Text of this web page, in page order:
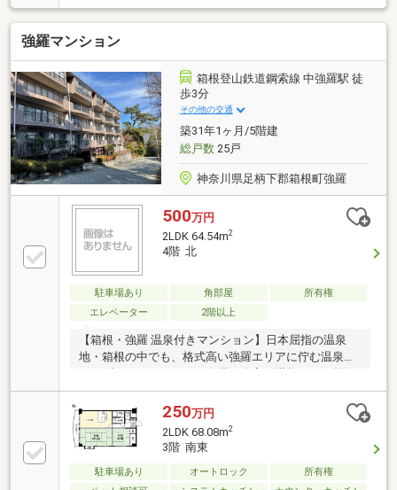
きのお部屋■LDK広々15.9帖ゆとりの2LDK■敷地内駐車
場無料■ラグジュアリーな室内空間■ダイニングテーブ
ル、リビング家具一式付き■LDKと6帖の洋室を繋ぐ小
窓付き■箱根登山ケーブルカー『上強羅』駅徒歩3分※
永住は不可です。（管理組合決定事項）
強羅マンション
箱根登山鉄道鋼索線 中強羅駅 徒
歩3分
その他の交通
築31年1ヶ月/5階建
総戸数25戸
神奈川県足柄下郡箱根町強羅
500万円
2LDK 64.54m2
4階 北
駐車場あり 角部屋
所有権
エレベーター
2階以上
【箱根・強羅 温泉付きマンション】日本屈指の温泉
地・箱根の中でも、格式高い強羅エリアに佇む温泉付
きリゾートマンション。名湯を自宅で堪能できる贅沢
なひと時を、今ここに。専用温泉施設に加え、強羅の
自然美を一望できるロケーションが、非日常の安らぎ
をもたらします。歴史ある強羅公園や美術館が徒歩圏
内、四季折々の文化と自然に包まれる贅沢な時間。都
心からのアクセスも良好です。上質な大人の週末の隠
れ家を、箱根・強羅で手に入れませんか？
250万円
2LDK 68.08m2
3階 南東
駐車場あり オートロック
所有権